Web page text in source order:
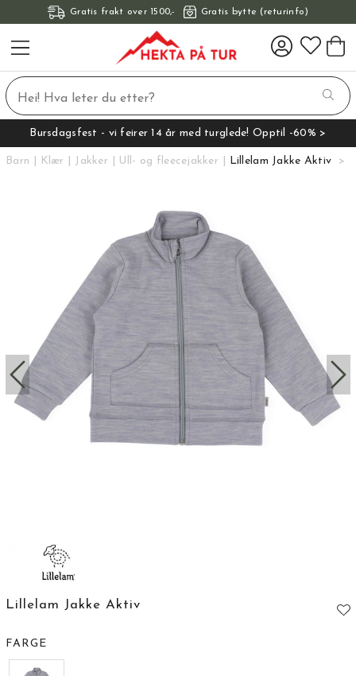
Gratis frakt over 1500,- Gratis bytte (returinfo)
Bursdagsfest - vi feirer 14 år med turglede! Opptil -60% >
Barn Klær Jakker Ull- og fleecejakker Lillelam Jakke Aktiv
Lillelam Jakke Aktiv
FARGE